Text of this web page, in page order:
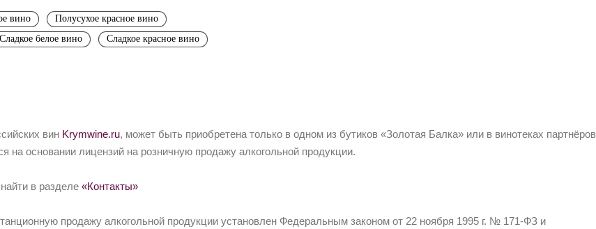
вино
Полусухое красное вино
Сладкое белое вино
Сладкое красное вино
вин Krymwine.ru, может быть приобретена только в одном из бутиков «Золотая Балка» или в винотеках партнёров
основании лицензий на розничную продажу алкогольной продукции.
в разделе «Контакты»
продажу алкогольной продукции установлен Федеральным законом от 22 ноября 1995 г. № 171-ФЗ и